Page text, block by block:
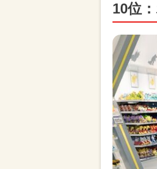
10位